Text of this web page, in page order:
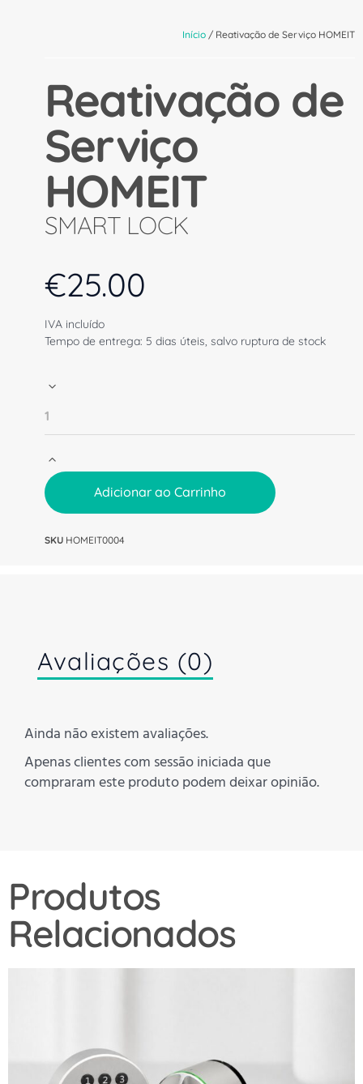
Início / Reativação de Serviço HOMEIT
Reativação de
Serviço
HOMEIT
SMART LOCK
€25.00
IVA incluído
Tempo de entrega: 5 dias úteis, salvo ruptura de stock
Adicionar ao Carrinho
SKU HOMEIT0004
Avaliações (0)
Ainda não existem avaliações.
Apenas clientes com sessão iniciada que
compraram este produto podem deixar opinião.
Produtos
Relacionados